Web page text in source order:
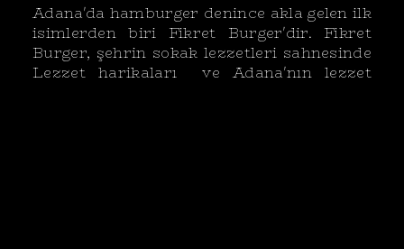
Adana'da hamburger denince akla gelen ilk
isimlerden biri Fikret Burger'dir. Fikret
Burger, şehrin sokak lezzetleri sahnesinde
Lezzet harikaları ve Adana'nın lezzet